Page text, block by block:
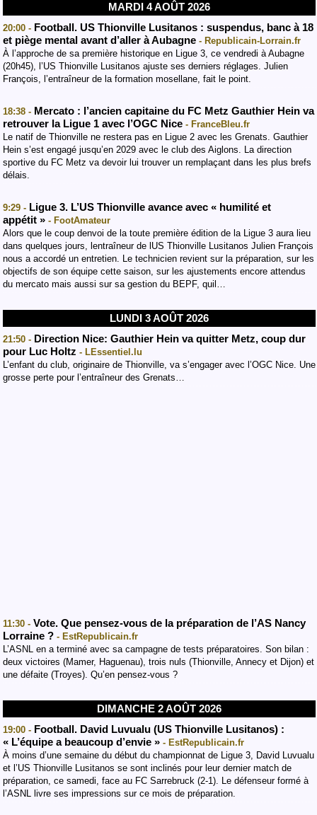
MARDI 4 AOÛT 2026
20:00 - Football. US Thionville Lusitanos : suspendus, banc à 18
et piège mental avant d’aller à Aubagne - Republicain-Lorrain.fr
À l’approche de sa première historique en Ligue 3, ce vendredi à Aubagne
(20h45), l’US Thionville Lusitanos ajuste ses derniers réglages. Julien
François, l’entraîneur de la formation mosellane, fait le point.
18:38 - Mercato : l’ancien capitaine du FC Metz Gauthier Hein va
retrouver la Ligue 1 avec l’OGC Nice - FranceBleu.fr
Le natif de Thionville ne restera pas en Ligue 2 avec les Grenats. Gauthier
Hein s’est engagé jusqu’en 2029 avec le club des Aiglons. La direction
sportive du FC Metz va devoir lui trouver un remplaçant dans les plus brefs
délais.
9:29 - Ligue 3. L’US Thionville avance avec « humilité et
appétit » - FootAmateur
Alors que le coup denvoi de la toute première édition de la Ligue 3 aura lieu
dans quelques jours, lentraîneur de lUS Thionville Lusitanos Julien François
nous a accordé un entretien. Le technicien revient sur la préparation, sur les
objectifs de son équipe cette saison, sur les ajustements encore attendus
du mercato mais aussi sur sa gestion du BEPF, quil…
LUNDI 3 AOÛT 2026
21:50 - Direction Nice: Gauthier Hein va quitter Metz, coup dur
pour Luc Holtz - LEssentiel.lu
L’enfant du club, originaire de Thionville, va s’engager avec l’OGC Nice. Une
grosse perte pour l’entraîneur des Grenats…
11:30 - Vote. Que pensez-vous de la préparation de l’AS Nancy
Lorraine ? - EstRepublicain.fr
L’ASNL en a terminé avec sa campagne de tests préparatoires. Son bilan :
deux victoires (Mamer, Haguenau), trois nuls (Thionville, Annecy et Dijon) et
une défaite (Troyes). Qu’en pensez-vous ?
DIMANCHE 2 AOÛT 2026
19:00 - Football. David Luvualu (US Thionville Lusitanos) :
« L’équipe a beaucoup d’envie » - EstRepublicain.fr
À moins d’une semaine du début du championnat de Ligue 3, David Luvualu
et l’US Thionville Lusitanos se sont inclinés pour leur dernier match de
préparation, ce samedi, face au FC Sarrebruck (2-1). Le défenseur formé à
l’ASNL livre ses impressions sur ce mois de préparation.